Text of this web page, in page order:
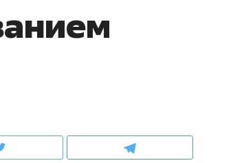
чудных запросах мастеров